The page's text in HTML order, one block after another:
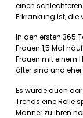
einen
Erkrankung ist, die
In den ersten 365
Frauen 1,5 Mal
Frauen mit einem
älter sind und
Es wurde auch
Trends eine Rolle
Männer zu ihren